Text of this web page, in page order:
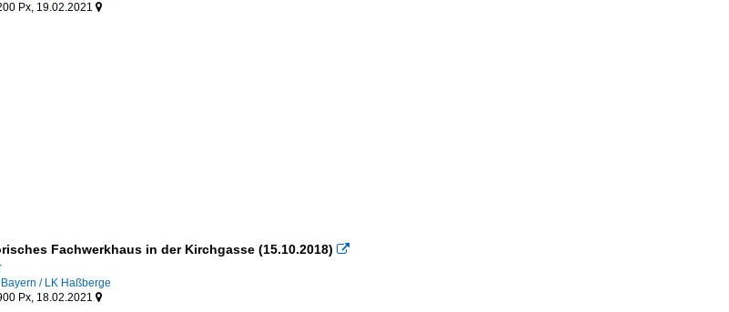
Px, 19.02.2021 
Fachwerkhaus in der Kirchgasse (15.10.2018) 
/ LK Haßberge
Px, 18.02.2021 